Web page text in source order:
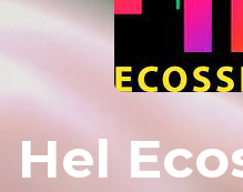
Hel